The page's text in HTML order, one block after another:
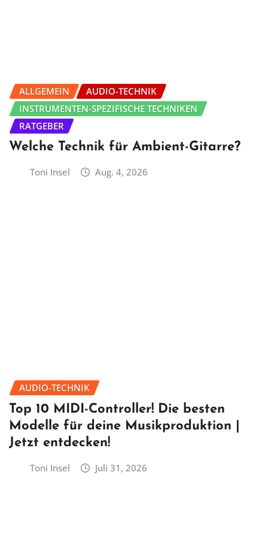
ALLGEMEIN
AUDIO-TECHNIK
INSTRUMENTEN-SPEZIFISCHE TECHNIKEN
RATGEBER
Welche Technik für Ambient-Gitarre?
Toni Insel Aug. 4, 2026
AUDIO-TECHNIK
Top 10 MIDI-Controller! Die besten
Modelle für deine Musikproduktion |
Jetzt entdecken!
Toni Insel Juli 31, 2026